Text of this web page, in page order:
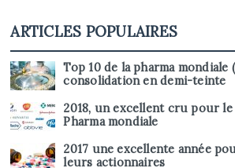
ARTICLES POPULAIRES
Top 10 de la pharma mondiale
consolidation en demi-teinte
2018, un excellent cru pour le
Pharma mondiale
2017 une excellente année
leurs actionnaires